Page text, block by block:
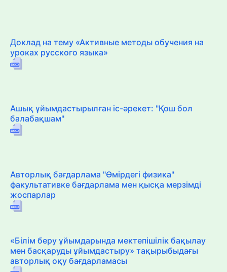
Доклад на тему «Активные методы обучения на
уроках русского языка»
Ашық ұйымдастырылған іс-әрекет: "Қош бол
балабақшам"
Авторлық бағдарлама "Өмірдегі физика"
факультативке бағдарлама мен қысқа мерзімді
жоспарлар
«Білім беру ұйымдарында мектепішілік бақылау
мен басқаруды ұйымдастыру» тақырыбыдағы
авторлық оқу бағдарламасы